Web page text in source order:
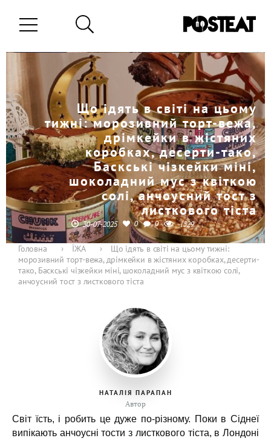
Що ідять в світі на цьому
тижні: морозивний торт-вежа,
дрімкейки в жістяних
коробках, десерти-тако,
Баскські чізкейки міні,
шоколадний мус з квіткою
солі, анчоусний тост з
листкового тіста
30-07-2025 0 0 1529
Головна › ЇЖА ›
Що ідять в світі на цьому тижні:
морозивний торт-вежа, дрімкейки в жістяних коробках, десерти-
тако, Баскські чізкейки міні, шоколадний мус з квіткою солі,
анчоусний тост з листкового тіста
НАТАЛІЯ ПАРАПАН
Автор
Світ їсть, і робить це дуже по-різному. Поки в Сіднеї
випікають анчоусні тости з листкового тіста, в Лондоні